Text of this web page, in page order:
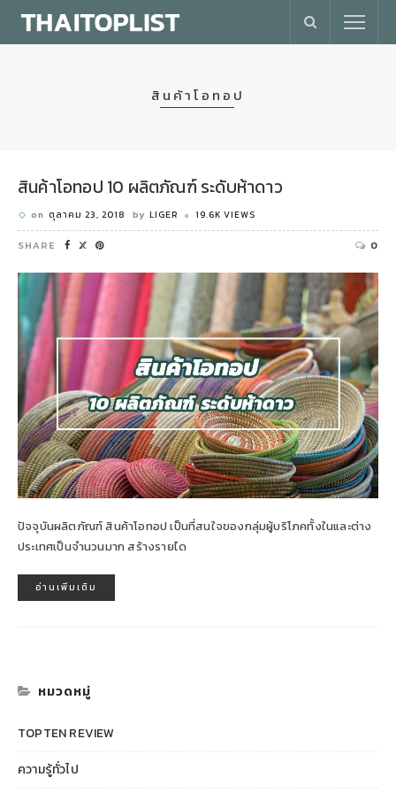
สินค้าโอทอป
สินค้าโอทอป 10 ผลิตภัณฑ์ ระดับห้าดาว
on ตุลาคม 23, 2018 by LIGER 19.6K VIEWS
SHARE 0
ปัจจุบันผลิตภัณฑ์ สินค้าโอทอป เป็นที่สนใจของกลุ่มผู้บริโภคทั้งในและต่าง
ประเทศเป็นจำนวนมาก สร้างรายได
อ่านเพิ่มเติม
หมวดหมู่
TOPTEN REVIEW
ความรู้ทั่วไป